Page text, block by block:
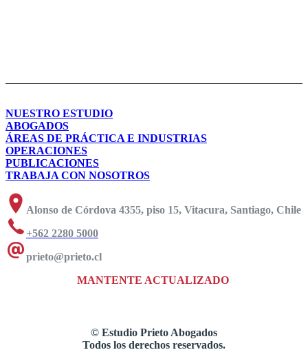
NUESTRO ESTUDIO
ABOGADOS
ÁREAS DE PRÁCTICA E INDUSTRIAS
OPERACIONES
PUBLICACIONES
TRABAJA CON NOSOTROS
Alonso de Córdova 4355, piso 15, Vitacura, Santiago, Chile
+562 2280 5000
prieto@prieto.cl
MANTENTE ACTUALIZADO
© Estudio Prieto Abogados
Todos los derechos reservados.